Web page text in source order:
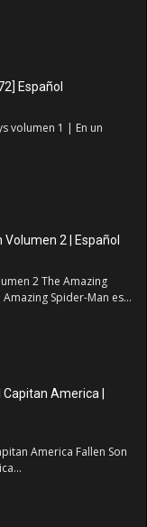
Español
volumen 1 | En un
2 | Español
2 The Amazing
Spider-Man es...
America |
America Fallen Son